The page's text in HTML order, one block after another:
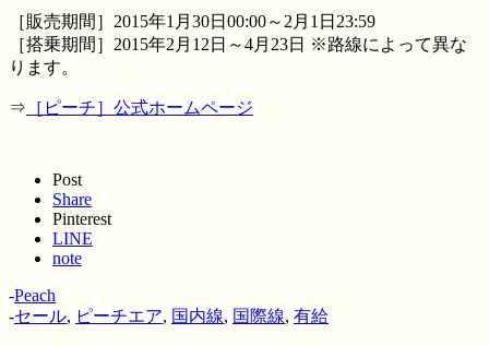
［販売期間］2015年1月30日00:00～2月1日23:59
［搭乗期間］2015年2月12日～4月23日 ※路線によって異な
ります。
⇒ ［ピーチ］公式ホームページ
Post
Share
Pinterest
LINE
note
-Peach
-セール, ピーチエア, 国内線, 国際線, 有給